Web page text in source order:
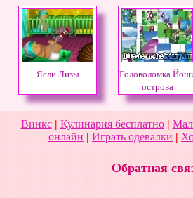
Ясли Лизы
Головоломка
острова
Винкс| Кулинария бесплатно|
онлайн | Играть одевалки |
Обратная